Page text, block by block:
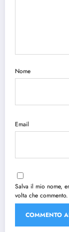
Nome
Email
Salva il mio nome,
volta che commento.